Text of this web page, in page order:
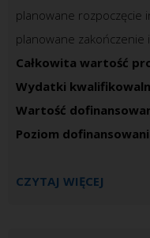
planowane rozpoczęcie
planowane
Całkowita wartość
Wydatki
Wartość
Poziom
CZYTAJ WIĘCEJ